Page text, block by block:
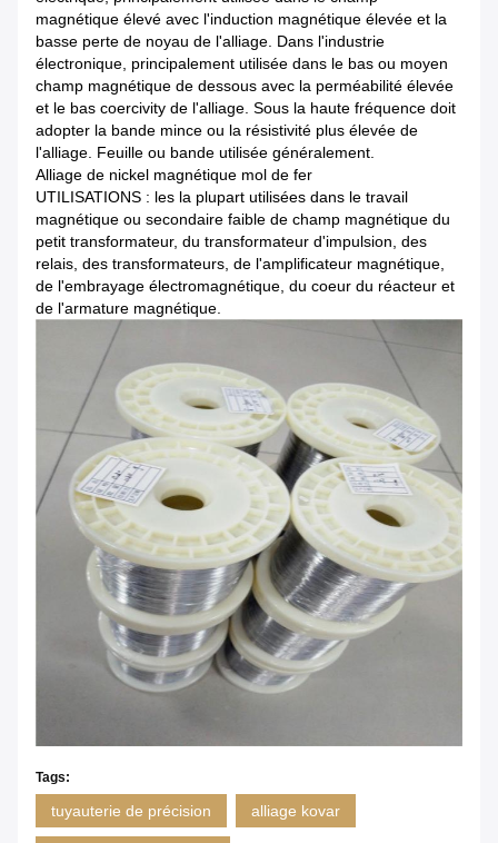
magnétique élevé avec l'induction magnétique élevée et la
basse perte de noyau de l'alliage. Dans l'industrie
électronique, principalement utilisée dans le bas ou moyen
champ magnétique de dessous avec la perméabilité élevée
et le bas coercivity de l'alliage. Sous la haute fréquence doit
adopter la bande mince ou la résistivité plus élevée de
l'alliage. Feuille ou bande utilisée généralement.
Alliage de nickel magnétique mol de fer
UTILISATIONS : les la plupart utilisées dans le travail
magnétique ou secondaire faible de champ magnétique du
petit transformateur, du transformateur d'impulsion, des
relais, des transformateurs, de l'amplificateur magnétique,
de l'embrayage électromagnétique, du coeur du réacteur et
de l'armature magnétique.
Tags:
tuyauterie de précision alliage kovar